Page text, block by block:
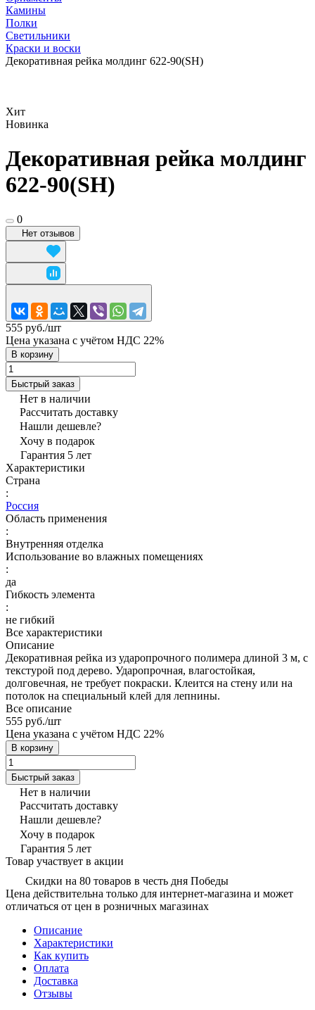
Камины
Полки
Светильники
Краски и воски
Декоративная рейка молдинг 622-90(SH)
Хит
Новинка
Декоративная рейка молдинг
622-90(SH)
0
Нет отзывов
555 руб./шт
Цена указана с учётом НДС 22%
В корзину
Быстрый заказ
Нет в наличии
Рассчитать доставку
Нашли дешевле?
Хочу в подарок
Гарантия 5 лет
Характеристики
Страна
:
Россия
Область применения
:
Внутренняя отделка
Использование во влажных помещениях
:
да
Гибкость элемента
:
не гибкий
Все характеристики
Описание
Декоративная рейка из ударопрочного полимера длиной 3 м, с
текстурой под дерево. Ударопрочная, влагостойкая,
долговечная, не требует покраски. Клеится на стену или на
потолок на специальный клей для лепнины.
Все описание
555 руб./шт
Цена указана с учётом НДС 22%
В корзину
Быстрый заказ
Нет в наличии
Рассчитать доставку
Нашли дешевле?
Хочу в подарок
Гарантия 5 лет
Товар участвует в акции
Скидки на 80 товаров в честь дня Победы
Цена действительна только для интернет-магазина и может
отличаться от цен в розничных магазинах
Описание
Характеристики
Как купить
Оплата
Доставка
Отзывы